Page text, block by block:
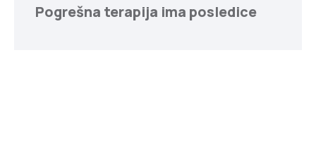
Pogrešna terapija ima posledice